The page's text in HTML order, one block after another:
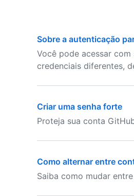
Sobre a autenticação
Você pode acessar
credenciais diferentes,
Criar uma senha forte
Proteja sua conta
Como alternar entre
Saiba como mudar